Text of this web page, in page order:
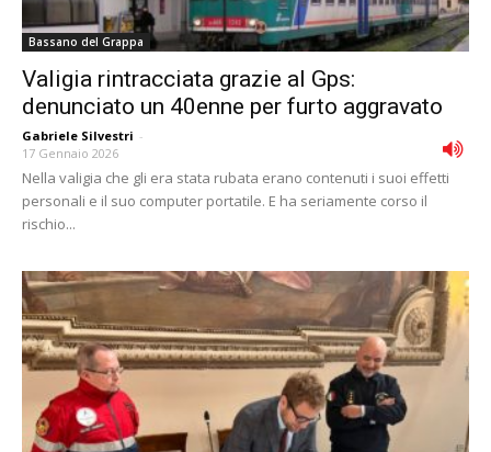
Bassano del Grappa
Valigia rintracciata grazie al Gps:
denunciato un 40enne per furto aggravato
Gabriele Silvestri -
17 Gennaio 2026
Nella valigia che gli era stata rubata erano contenuti i suoi effetti
personali e il suo computer portatile. E ha seriamente corso il
rischio...